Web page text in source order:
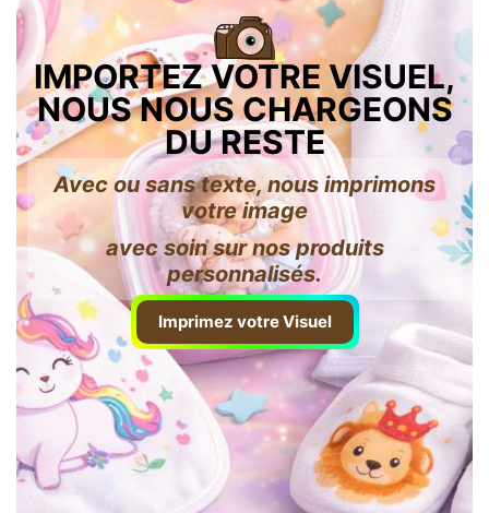
IMPORTEZ VOTRE VISUEL,
NOUS NOUS CHARGEONS
DU RESTE
Avec ou sans texte, nous imprimons
votre image
avec soin sur nos produits
personnalisés.
Imprimez votre Visuel